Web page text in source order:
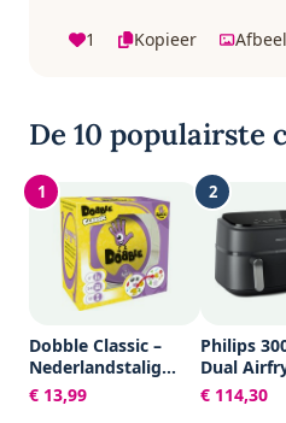
1 Kopieer
De 10 populairste
1
Dobble Classic –
Nederlandstalig
Kaartspel voor 2 tot
8 spelers - Leuk
€ 13,99
2
Philips
Dual
NA351/00
Mand - 9L
€ 114,30